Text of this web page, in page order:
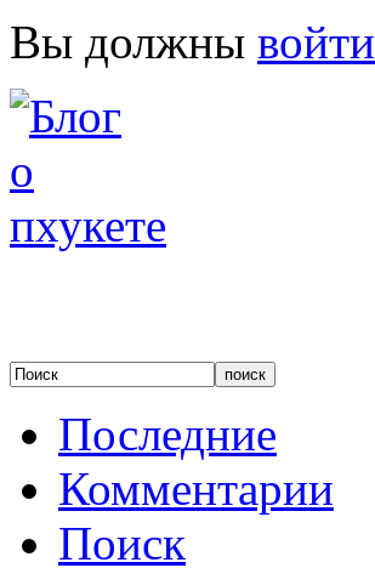
Вы должны войти
Последние
Комментарии
Поиск